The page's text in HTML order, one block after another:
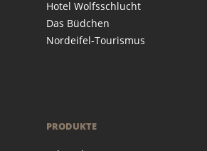
Hotel Wolfsschlucht
Das Büdchen
Nordeifel-Tourismus
PRODUKTE